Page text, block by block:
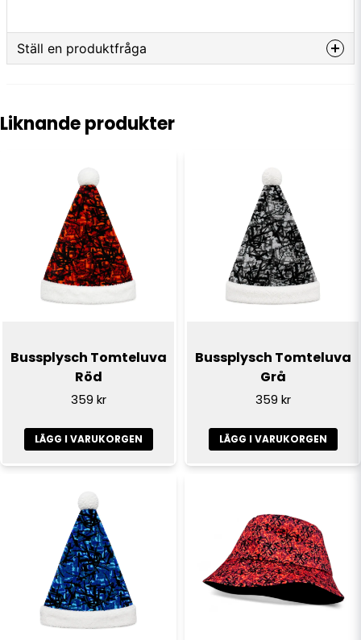
Ställ en produktfråga
E-postadress
Skicka fråga
Liknande produkter
Bussplysch Tomteluva
Röd
359 kr
LÄGG I VARUKORGEN
Bussplysch Tomteluva
Grå
359 kr
LÄGG I VARUKORGEN